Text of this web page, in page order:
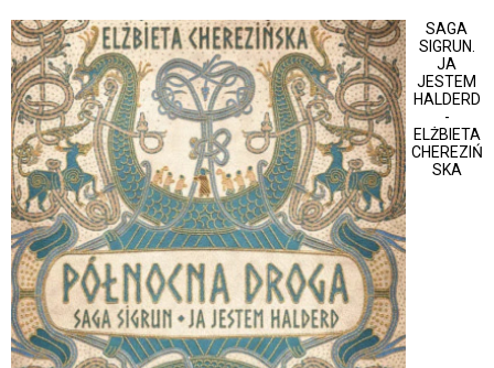
SAGA
SIGRUN.
JA
JESTEM
HALDERD
-
ELŻBIETA
CHEREZIŃ
SKA